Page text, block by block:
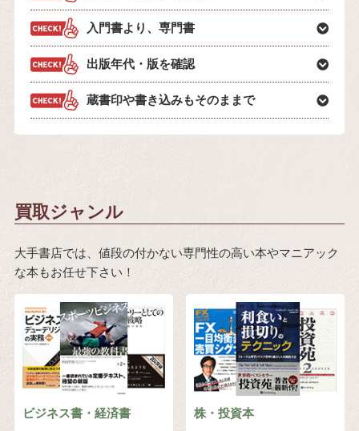
入門書より、専門書
出版年代・版を確認
蔵書印や書き込みもそのままで
買取ジャンル
大手書店では、値段の付かない専門性の高い本やマニアック
な本もお任せ下さい！
ビジネス書・経済書 株・投資本